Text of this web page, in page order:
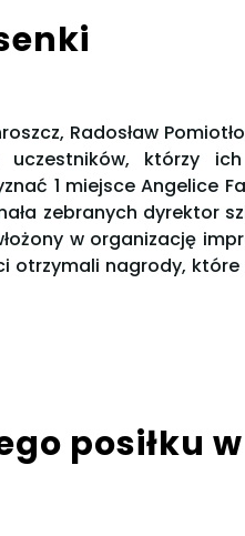
Radosław
uczestników, którzy
1 miejsce Angelice
zebranych dyrektor
w organizację
nagrody, które
posiłku